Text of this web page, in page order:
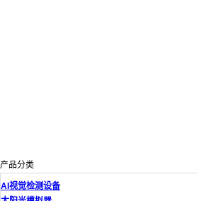
产品分类
AI视觉检测设备